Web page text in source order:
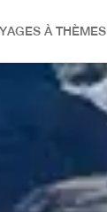
À THÈMES